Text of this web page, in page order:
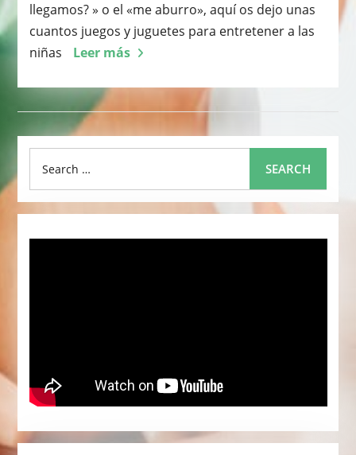
llegamos? » o el «me aburro», aquí os dejo unas
cuantos juegos y juguetes para entretener a las
niñas
Leer más
for:
SEARCH